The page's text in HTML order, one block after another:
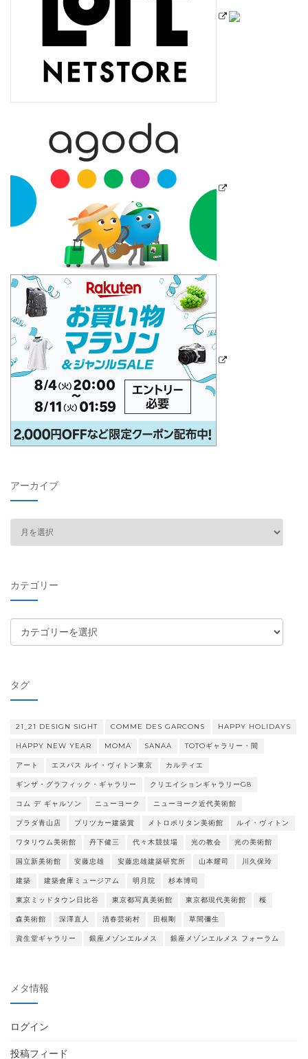
アーカイブ
ブ
カテゴリー
テ
ー
タグ
21_21 DESIGN SIGHT COMME DES GARCONS HAPPY HOLIDAYS
HAPPY NEW YEAR MOMA SANAA TOTOギャラリー・間
アート エスパス ルイ・ヴィトン東京 カルティエ
ギンザ・グラフィック・ギャラリー クリエイションギャラリーG8
コム デ ギャルソン ニューヨーク ニューヨーク近代美術館
プラダ青山店 プリツカー建築賞 メトロポリタン美術館 ルイ・ヴィトン
ワタリウム美術館 丹下健三 代々木競技場 光の教会 光の美術館
国立新美術館 安藤忠雄 安藤忠雄建築研究所 山本耀司 川久保玲
建築 建築倉庫ミュージアム 明月院 杉本博司
東京ミッドタウン日比谷 東京都写真美術館 東京都現代美術館 桜
森美術館 深澤直人 清春芸術村 田根剛 草間彌生
資生堂ギャラリー 銀座メゾンエルメス 銀座メゾンエルメス フォーラム
メタ情報
ログイン
投稿フィード